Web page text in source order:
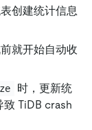
创建统计信息
就开始自动收
时，更新统
TiDB crash